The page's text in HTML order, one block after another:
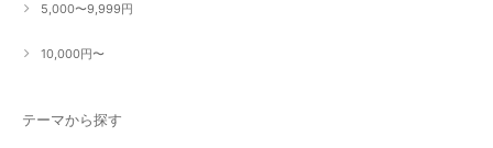
5,000〜9,999円
10,000円〜
テーマから探す